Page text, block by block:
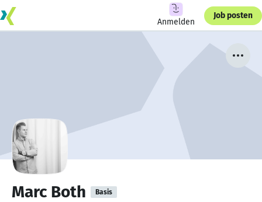
Anmelden
Job posten
Marc Both Basis